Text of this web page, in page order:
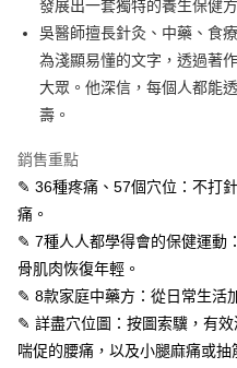
悠遊付
ATM付款
運送方式
全家取貨付款
每筆NT$50，滿NT$499(含以上
付款後全家取貨
7-11取貨付款
每筆NT$60，滿NT$799(含以上
發展出一套獨特的養生保健方
吳醫師擅長針灸、中藥、食
為淺顯易懂的文字，透過著
大眾。他深信，每個人都能
壽。
銷售重點
✎ 36種疼痛、57個穴位：不打
痛。
✎ 7種人人都學得會的保健運動
骨肌肉恢復年輕。
✎ 8款家庭中藥方：從日常生活
✎ 詳盡穴位圖：按圖索驥，有
喘促的腰痛，以及小腿麻痛或